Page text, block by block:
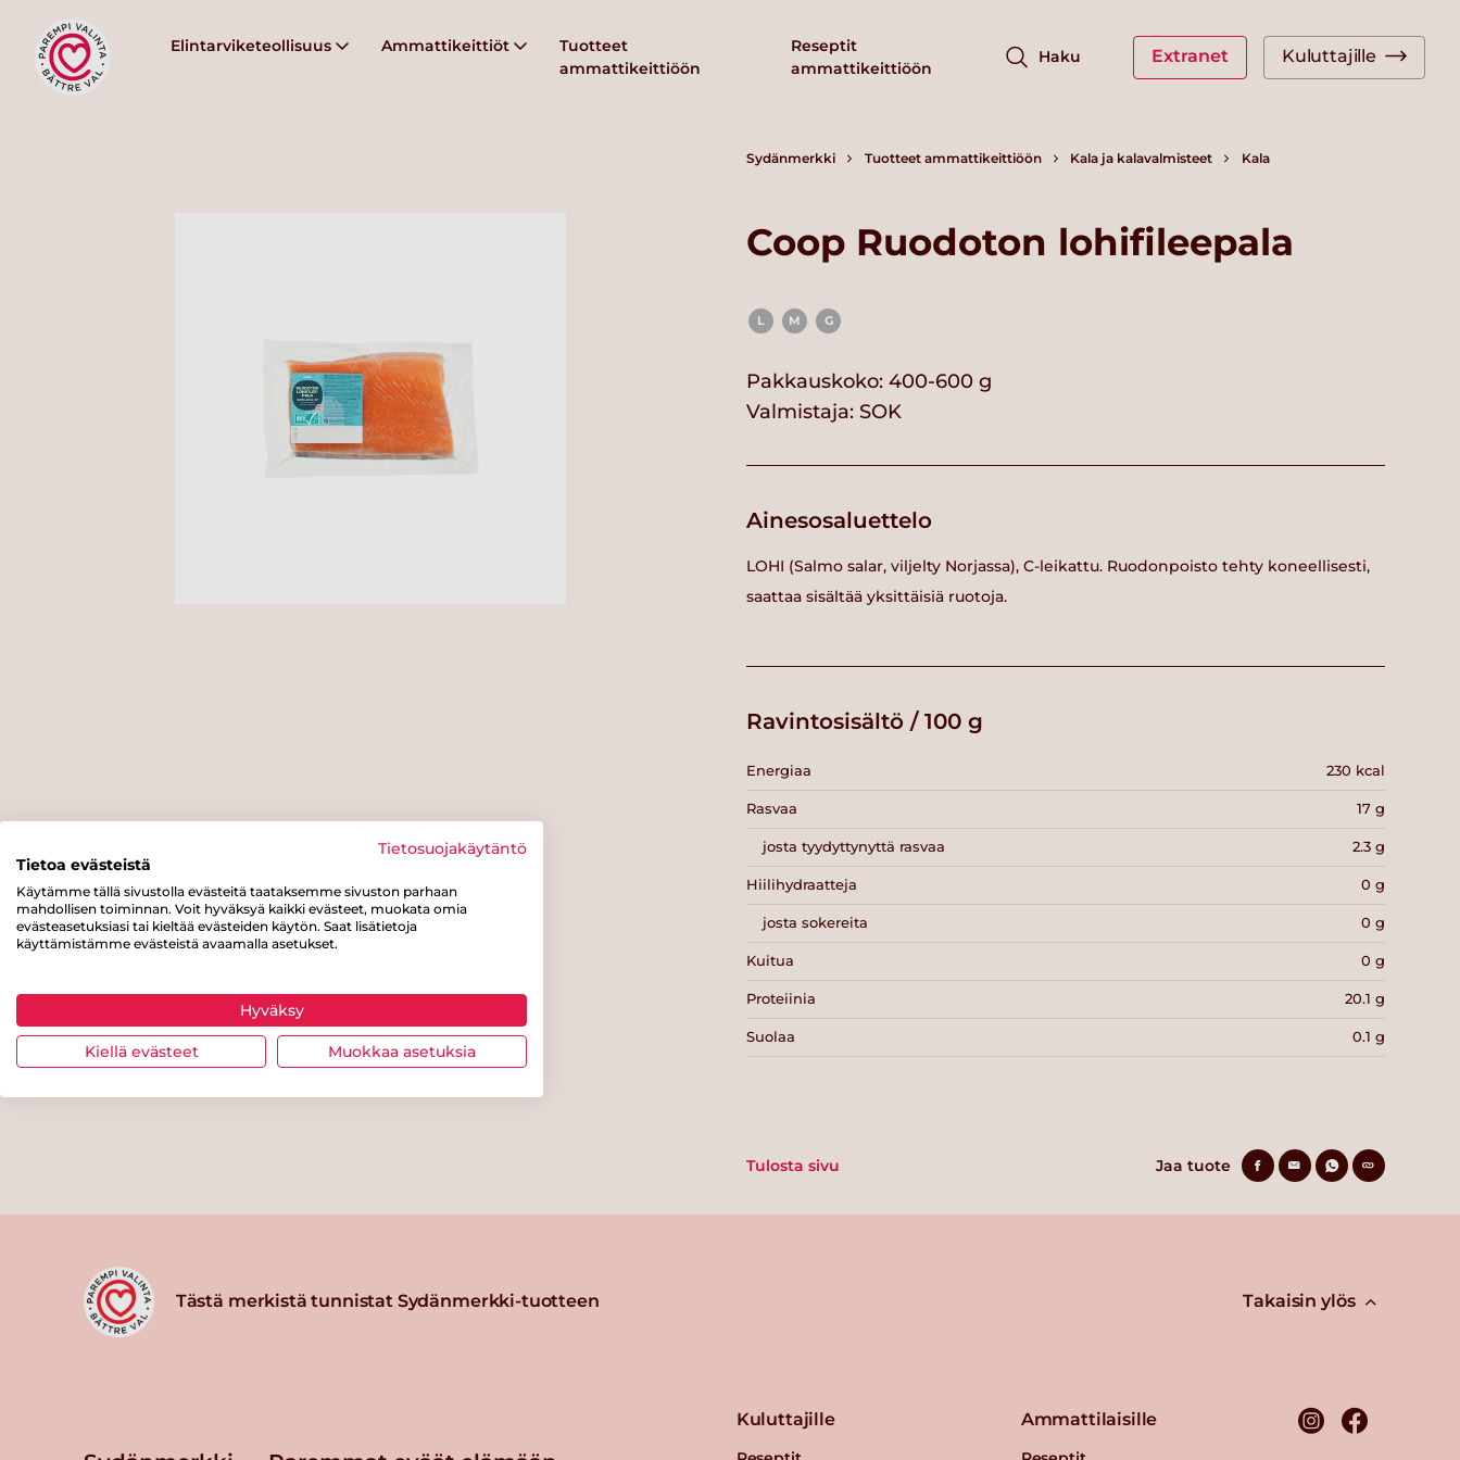
Elintarviketeollisuus Ammattikeittiöt
Tuotteet
ammattikeittiöön
Reseptit
ammattikeittiöön
Haku Extranet Kuluttajille
Sydänmerkki Tuotteet ammattikeittiöön Kala ja kalavalmisteet Kala
Coop Ruodoton lohifileepala
L M G
Pakkauskoko: 400-600 g
Valmistaja: SOK
Ainesosaluettelo
LOHI (Salmo salar, viljelty Norjassa), C-leikattu. Ruodonpoisto tehty koneellisesti,
saattaa sisältää yksittäisiä ruotoja.
Ravintosisältö / 100 g
Energiaa 230 kcal
Rasvaa 17 g
josta tyydyttynyttä rasvaa 2.3 g
Hiilihydraatteja 0 g
josta sokereita 0 g
Kuitua 0 g
Proteiinia 20.1 g
Suolaa 0.1 g
Tulosta sivu Jaa tuote
Tästä merkistä tunnistat Sydänmerkki-tuotteen Takaisin ylös
Kuluttajille Ammattilaisille
Tietosuojakäytäntö
Tietoa evästeistä
Käytämme tällä sivustolla evästeitä taataksemme sivuston parhaan
mahdollisen toiminnan. Voit hyväksyä kaikki evästeet, muokata omia
evästeasetuksiasi tai kieltää evästeiden käytön. Saat lisätietoja
käyttämistämme evästeistä avaamalla asetukset.
Hyväksy
Kiellä evästeet Muokkaa asetuksia